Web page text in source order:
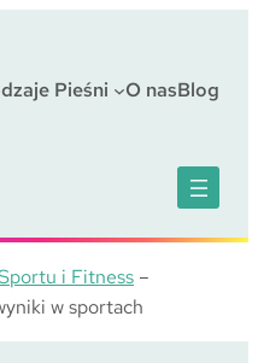
Pieśni O nasBlog
i Fitness –
w sportach